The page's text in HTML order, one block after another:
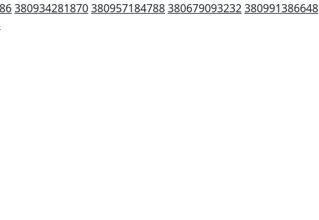
380934281870380957184788380679093232380991386648